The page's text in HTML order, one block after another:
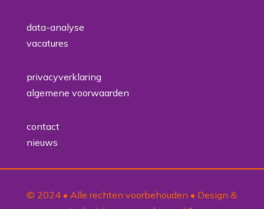
data-analyse
vacatures
privacyverklaring
algemene voorwaarden
contact
nieuws
© 2024 • Alle rechten voorbehouden • Design &